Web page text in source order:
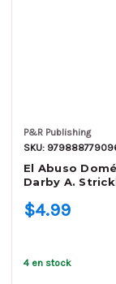
P&R Publishing
SKU:
El Abuso
Darby A.
$4.99
4 en stock